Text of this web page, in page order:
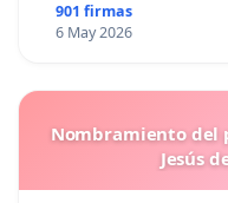
901 firmas
6 May 2026
Nombramiento del
Jesús